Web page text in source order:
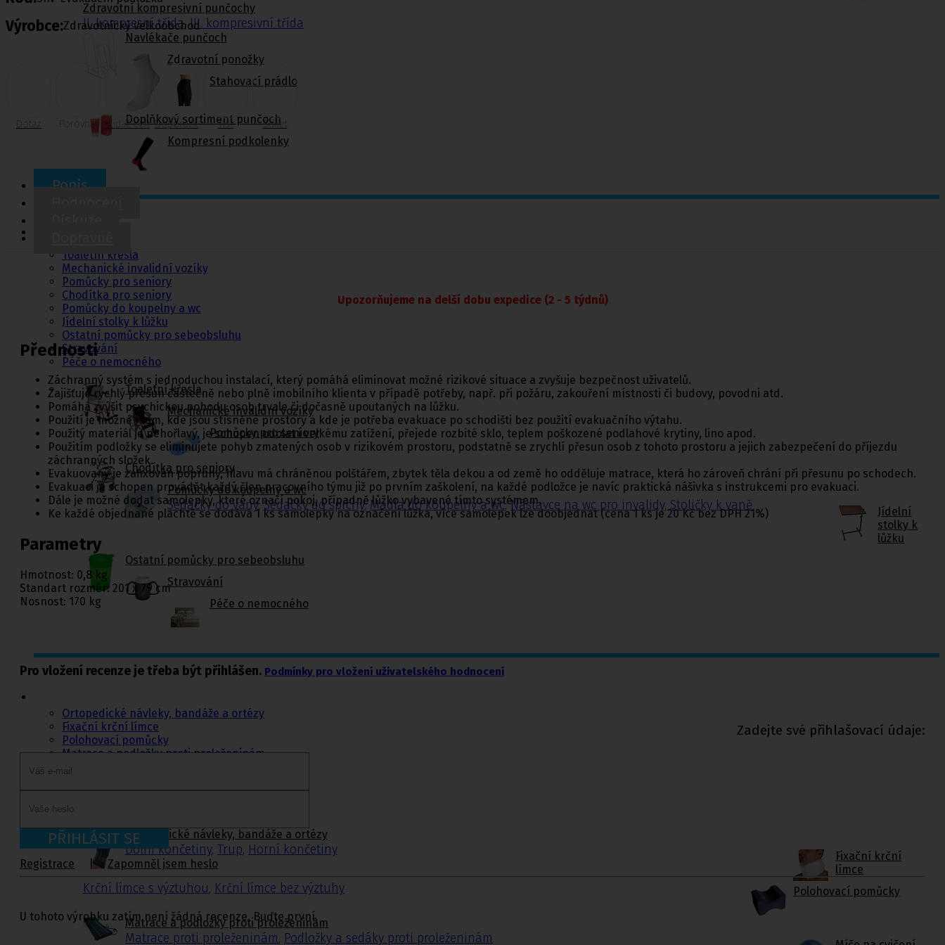
Zdravotní kompresivní punčochy
II. kompresní třída,III. kompresivní třída
Navlékače punčoch
Zdravotní ponožky
Stahovací prádlo
Doplňkový sortiment punčoch
Kompresní podkolenky
Toaletní křesla
Mechanické invalidní vozíky
Pomůcky pro seniory
Chodítka pro seniory
Pomůcky do koupelny a wc
Jídelní stolky k lůžku
Ostatní pomůcky pro sebeobsluhu
Stravování
Péče o nemocného
Toaletní křesla
Mechanické invalidní vozíky
Pomůcky pro seniory
Chodítka pro seniory
Pomůcky do koupelny a wc
Sedačky do vany,Sedačky do sprchy,Madla do koupelny a wc,Nástavce na wc pro invalidy, Stoličky k vaně
Jídelní
stolky k
lůžku
Ostatní pomůcky pro sebeobsluhu
Stravování
Péče o nemocného
Ortopedie,
Ortopedické návleky, bandáže a ortézy
Fixační krční límce
Polohovací pomůcky
Matrace a podložky proti proleženinám
Míče na cvičení a doplňky k míčům
Tejpovací pásky
Ortopedické vložky a korektory
Ortopedické návleky, bandáže a ortézy
Dolní končetiny, Trup, Horní končetiny
Fixační krční
límce
Krční límce s výztuhou, Krční límce bez výztuhy Polohovací pomůcky
Matrace a podložky proti proleženinám
Matrace proti proleženinám, Podložky a sedáky proti proleženinám
Výrobce:Zdravotnický velkoobchod
Dotaz Hlídač cen Doporučit Tisk Sdílet
Popis
Upozorňujeme na delší dobu expedice (2 - 5 týdnů)
Přednosti
Záchranný systém s jednoduchou instalací, který pomáhá eliminovat možné rizikové situace a zvyšuje bezpečnost uživatelů.
Zajišťuje rychlý přesun částečně nebo plně imobilního klienta v případě potřeby, např. při požáru, zakouření místnosti či budovy, povodni atd.
Pomáhá zvýšit psychickou pohodu osob trvale či dočasně upoutaných na lůžku.
Použití je možné i tam, kde jsou stísněné prostory a kde je potřeba evakuace po schodišti bez použití evakuačního výtahu.
Použitý materiál je nehořlavý, je schopen odolat i velkému zatížení, přejede rozbité sklo, teplem poškozené podlahové krytiny, lino apod.
Použitím podložky se eliminujete pohyb zmatených osob v rizikovém prostoru, podstatně se zrychlí přesun osob z tohoto prostoru a jejich zabezpečení do příjezdu
záchranných složek.
Evakuovaný je zafixován popruhy, hlavu má chráněnou polštářem, zbytek těla dekou a od země ho odděluje matrace, která ho zároveň chrání při přesunu po schodech.
Evakuaci je schopen provádět každý člen pracovního týmu již po prvním zaškolení, na každé podložce je navíc praktická nášivka s instrukcemi pro evakuaci.
Dále je možné dodat samolepky, které označí pokoj, případně lůžko vybavené tímto systémem.
Ke každé objednané plachtě se dodává 1 ks samolepky na označení lůžka, více samolepek lze doobjednat (cena 1 ks je 20 Kč bez DPH 21%)
Parametry
Hmotnost: 0,8 kg
Standart rozměr: 201 x 79 cm
Nosnost: 170 kg
Pro vložení recenze je třeba být přihlášen. Podmínky pro vložení uživatelského hodnocení
Zadejte své přihlašovací údaje:
PŘIHLÁSIT SE
Registrace | Zapomněl jsem heslo
U tohoto výrobku zatím není žádná recenze. Buďte první.